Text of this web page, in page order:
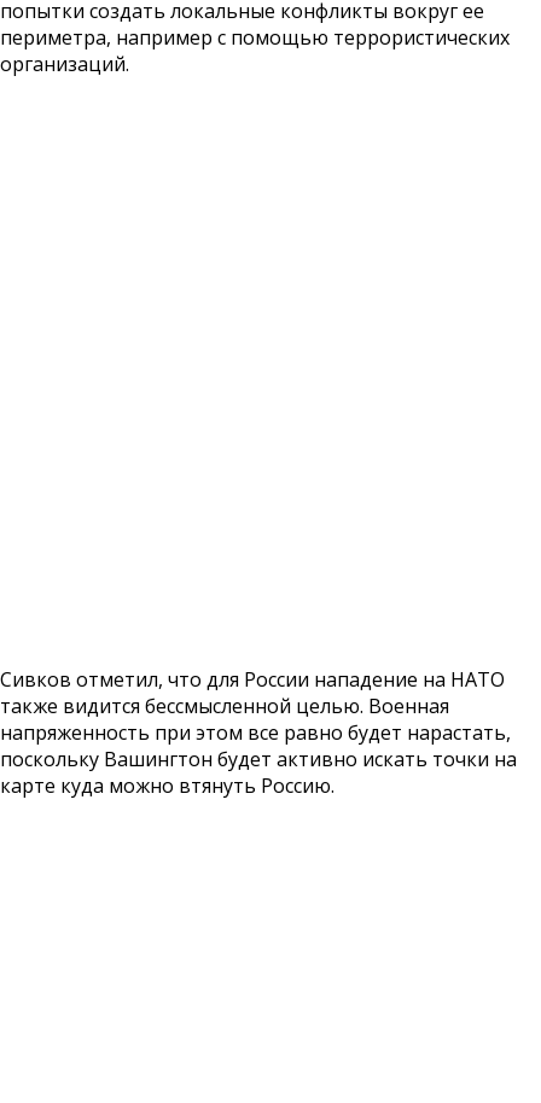
попытки создать локальные конфликты вокруг ее
периметра, например с помощью террористических
организаций.
Сивков отметил, что для России нападение на НАТО
также видится бессмысленной целью. Военная
напряженность при этом все равно будет нарастать,
поскольку Вашингтон будет активно искать точки на
карте куда можно втянуть Россию.